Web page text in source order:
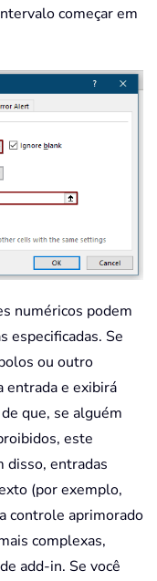
começar em
numéricos podem
especificadas. Se
ou outro
entrada e exibirá
que, se alguém
este
disso, entradas
(por exemplo,
controle aprimorado
complexas,
add-in. Se você